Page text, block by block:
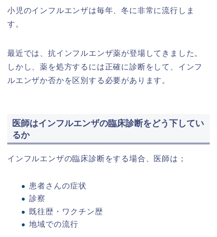
小児のインフルエンザは毎年、冬に非常に流行しま
す。
最近では、抗インフルエンザ薬が登場してきました。
しかし、薬を処方するには正確に診断をして、インフ
ルエンザか否かを区別する必要があります。
医師はインフルエンザの臨床診断をどう下してい
るか
インフルエンザの臨床診断をする場合、医師は；
患者さんの症状
診察
既往歴・ワクチン歴
地域での流行